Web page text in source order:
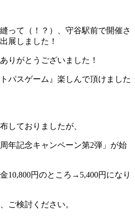
って（！？）、守谷駅前で開催さ
展しました！
りがとうございました！
パスゲーム』楽しんで頂けました
しておりましたが、
年記念キャンペーン第2弾」が始
10,800円のところ→5,400円になり
ご検討ください。